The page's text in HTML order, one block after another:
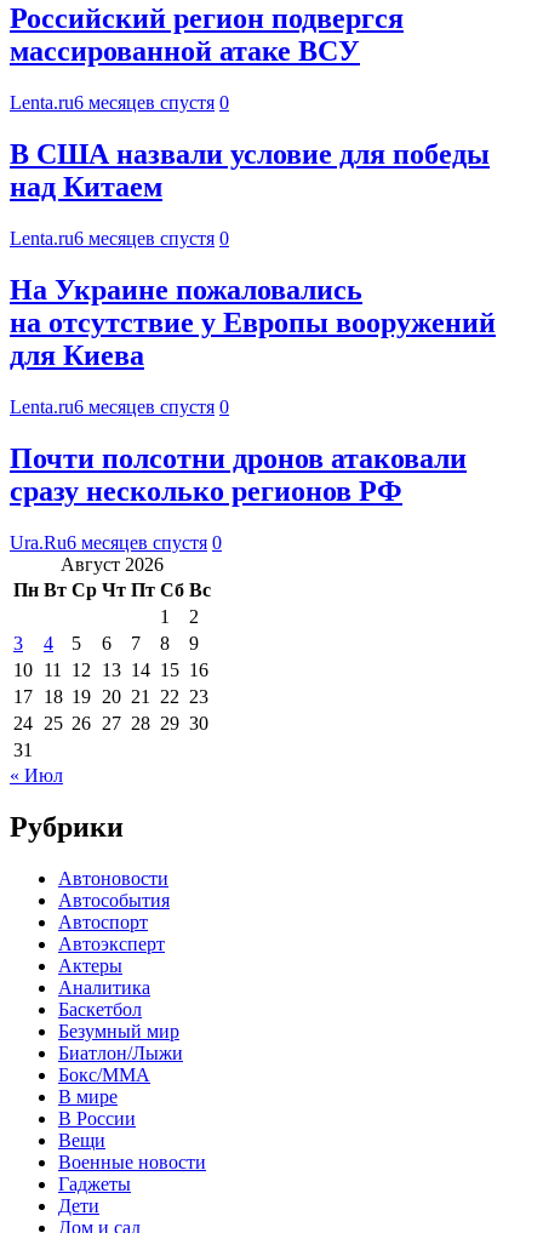
Российский регион подвергся
массированной атаке ВСУ
Lenta.ru6 месяцев спустя 0
В США назвали условие для победы
над Китаем
Lenta.ru6 месяцев спустя 0
На Украине пожаловались
на отсутствие у Европы вооружений
для Киева
Lenta.ru6 месяцев спустя 0
Почти полсотни дронов атаковали
сразу несколько регионов РФ
Ura.Ru6 месяцев спустя 0
Август 2026
Пн Вт Ср Чт Пт Сб Вс
1
2
3
4 5 6 7 8
9
10 11 12 13 14 15 16
17 18 19 20 21 22 23
24 25 26 27 28 29 30
31
« Июл
Рубрики
Автоновости
Автособытия
Автоспорт
Автоэксперт
Актеры
Аналитика
Баскетбол
Безумный мир
Биатлон/Лыжи
Бокс/MMA
В мире
В России
Вещи
Военные новости
Гаджеты
Дети
Дом и сад